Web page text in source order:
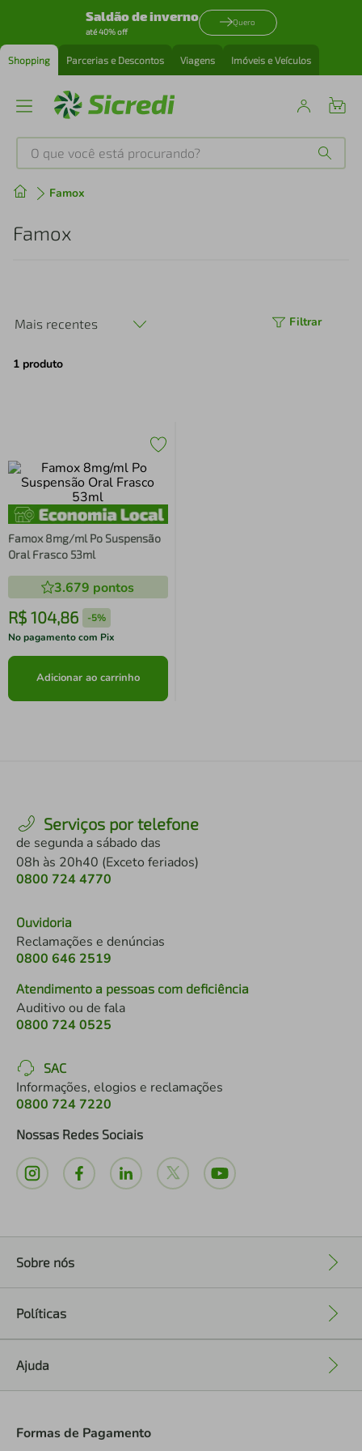
Saldão de inverno
até 40% off
Quero
Shopping Parcerias e Descontos Viagens Imóveis e Veículos
O que você está procurando?
Famox
Famox
Mais recentes Filtrar
1 produto
Famox 8mg/ml Po Suspensão
Oral Frasco 53ml
3.679 pontos
R$ 104,86 -5%
No pagamento com Pix
Adicionar ao carrinho
Serviços por telefone
de segunda a sábado das
08h às 20h40 (Exceto feriados)
0800 724 4770
Ouvidoria
Reclamações e denúncias
0800 646 2519
Atendimento a pessoas com deficiência
Auditivo ou de fala
0800 724 0525
SAC
Informações, elogios e reclamações
0800 724 7220
Nossas Redes Sociais
Sobre nós
Políticas
Ajuda
Formas de Pagamento
Produtos mais buscados
perfume
4º